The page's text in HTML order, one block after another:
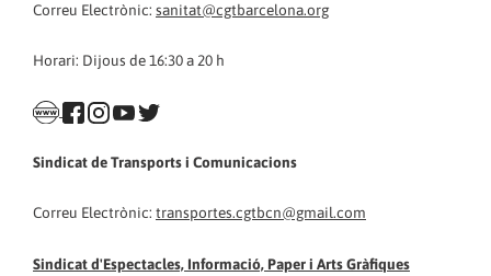
Correu Electrònic: sanitat@cgtbarcelona.org
Horari: Dijous de 16:30 a 20 h
Sindicat de Transports i Comunicacions
Correu Electrònic: transportes.cgtbcn@gmail.com
Sindicat d'Espectacles, Informació, Paper i Arts Gràfiques